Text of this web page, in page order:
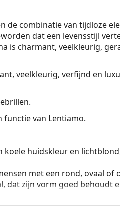
de combinatie van tijdloze
dat een levensstijl
is charmant, veelkleurig,
veelkleurig, verfijnd en
functie van Lentiamo.
koele huidskleur en
met een rond, ovaal of
dat zijn vorm goed behoudt
en pasvorm van je brillen
steunen moet altijd worden